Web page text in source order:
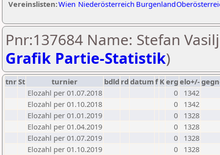
Vereinslisten:Wien Niederösterreich Burgenland
Pnr:137684 Name: Stefan
Grafik Partie-Statistik)
tnrSt turnier bdld rd datumf Kerg elo+/-
Elozahl per 01.07.2018
0
1342
Elozahl per 01.10.2018
0
1342
Elozahl per 01.01.2019
0
1328
Elozahl per 01.04.2019
0
1328
Elozahl per 01.07.2019
0
1328
Elozahl per 01.10.2019
0
1328